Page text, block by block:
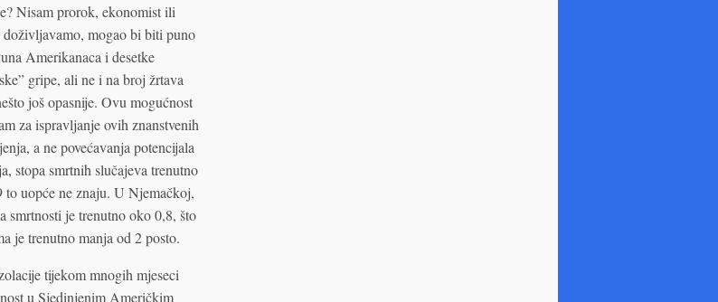
Nisam prorok, ekonomist ili
mogao bi biti puno
Amerikanaca i desetke
gripe, ali ne i na broj žrtava
još opasnije. Ovu mogućnost
za ispravljanje ovih znanstvenih
a ne povećavanja potencijala
stopa smrtnih slučajeva trenutno
uopće ne znaju. U Njemačkoj,
smrtnosti je trenutno oko 0,8, što
je trenutno manja od 2 posto.
tijekom mnogih mjeseci
u Sjedinjenim Američkim